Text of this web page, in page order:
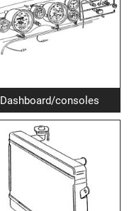
Dashboard/consoles